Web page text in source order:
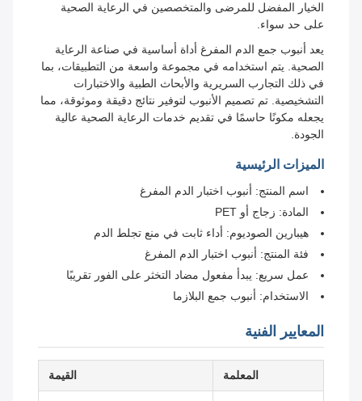
الخيار المفضل للمرضى والمتخصصين في الرعاية الصحية
على حد سواء.
يعد أنبوب جمع الدم المفرغ أداة أساسية في صناعة الرعاية
الصحية. يتم استخدامه في مجموعة واسعة من التطبيقات، بما
في ذلك التجارب السريرية والأبحاث الطبية والاختبارات
التشخيصية. تم تصميم الأنبوب لتوفير نتائج دقيقة وموثوقة، مما
يجعله مكونًا حاسمًا في تقديم خدمات الرعاية الصحية عالية
الجودة.
الميزات الرئيسية
اسم المنتج: أنبوب اختبار الدم المفرغ
المادة: زجاج أو PET
هيبارين الصوديوم: أداء ثابت في منع تجلط الدم
فئة المنتج: أنبوب اختبار الدم المفرغ
عمل سريع: يبدأ مفعول مضاد التخثر على الفور تقريبًا
الاستخدام: أنبوب جمع البلازما
المعايير الفنية
المعلمة القيمة